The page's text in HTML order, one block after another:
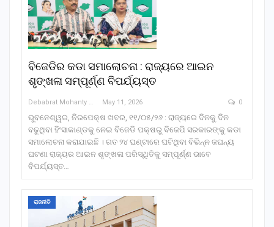
ବିଜେଡିର କଡା ସମାଲୋଚନା : ରାଜ୍ୟରେ ଆଇନ
ଶୃଙ୍ଖଳା ସମ୍ପୂର୍ଣ୍ଣ ବିପର୍ଯ୍ୟସ୍ତ
Debabrat Mohanty May 11, 2026 0
ଭୁବନେଶ୍ୱର, ନିରପେକ୍ଷ ଖବର, ୧୧/୦୫/୨୬ : ରାଜ୍ୟରେ ଦିନକୁ ଦିନ
ବଢୁଥିବା ହିଂସାକାଣ୍ଡକୁ ନେଇ ବିଜେଡି ପକ୍ଷରୁ ବିଜେପି ସରକାରଙ୍କୁ କଡା
ସମାଲୋଚନା କରାଯାଇଛି । ଗତ ୨୪ ଘଣ୍ଟାରେ ଘଟିଥିବା ବିଭିନ୍ନ ଜଘନ୍ୟ
ଘଟଣା ରାଜ୍ୟର ଆଇନ ଶୃଙ୍ଖଳା ପରିସ୍ଥିତିକୁ ସମ୍ପୂର୍ଣ୍ଣ ଭାବେ
ବିପର୍ଯ୍ୟସ୍ତ…
ରାଜନୀତି